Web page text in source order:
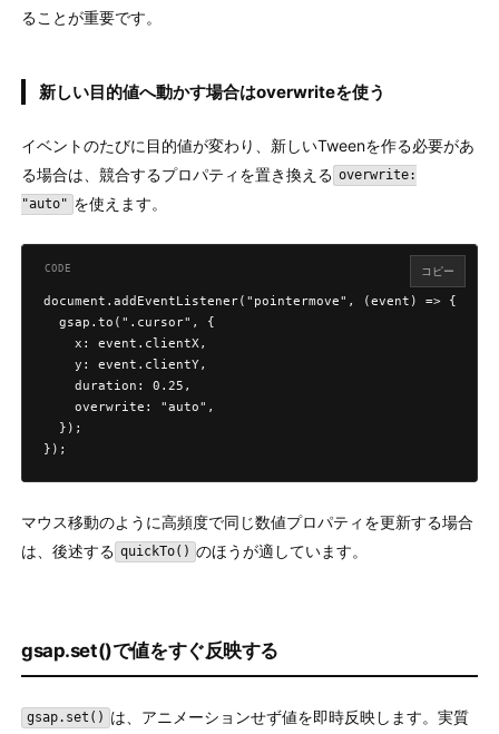
ることが重要です。
新しい目的値へ動かす場合はoverwriteを使う
イベントのたびに目的値が変わり、新しいTweenを作る必要があ
る場合は、競合するプロパティを置き換える overwrite:
"auto" を使えます。
document.addEventListener("pointermove", (event) => {
  gsap.to(".cursor", {
    x: event.clientX,
    y: event.clientY,
    duration: 0.25,
    overwrite: "auto",
  });
});
コピー
マウス移動のように高頻度で同じ数値プロパティを更新する場合
は、後述する quickTo() のほうが適しています。
gsap.set()で値をすぐ反映する
gsap.set() は、アニメーションせず値を即時反映します。実質